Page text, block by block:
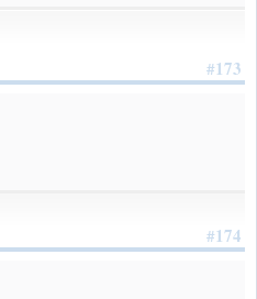
#173
#174